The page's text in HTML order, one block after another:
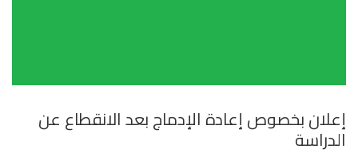
إعلان بخصوص إعادة الإدماج بعد الانقطاع عن
الدراسة